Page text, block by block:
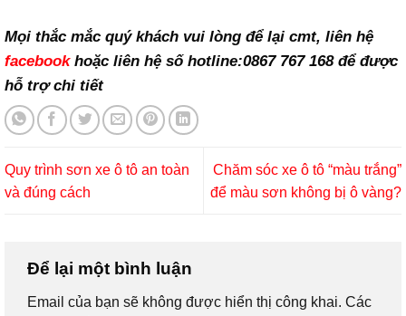
Mọi thắc mắc quý khách vui lòng để lại cmt, liên hệ
facebookhoặc liên hệ số hotline:0867 767 168 để được
hỗ trợ chi tiết
Quy trình sơn xe ô tô an toàn
và đúng cách
Chăm sóc xe ô tô “màu trắng”
để màu sơn không bị ô vàng?
Để lại một bình luận
Email của bạn sẽ không được hiển thị công khai. Các